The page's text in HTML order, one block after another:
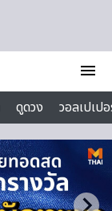
menu
ดูดวง
วอลเปเป